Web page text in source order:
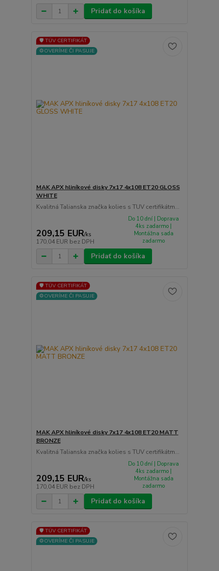
Pridať do košíka
🛡️ TÜV CERTIFIKÁT
⚙️OVERÍME ČI PASUJE
MAK APX hliníkové disky 7x17 4x108 ET20 GLOSS
WHITE
Kvalitná Talianska značka kolies s TUV certifikátm...
209,15 EUR/ks
170,04 EUR bez DPH
Do 10 dní | Doprava
4ks zadarmo |
Montážna sada
zadarmo
Pridať do košíka
🛡️ TÜV CERTIFIKÁT
⚙️OVERÍME ČI PASUJE
MAK APX hliníkové disky 7x17 4x108 ET20 MATT
BRONZE
Kvalitná Talianska značka kolies s TUV certifikátm...
209,15 EUR/ks
170,04 EUR bez DPH
Do 10 dní | Doprava
4ks zadarmo |
Montážna sada
zadarmo
Pridať do košíka
🛡️ TÜV CERTIFIKÁT
⚙️OVERÍME ČI PASUJE